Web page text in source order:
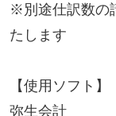
※別途仕訳数の
たします
【使用ソフト】
弥生会計